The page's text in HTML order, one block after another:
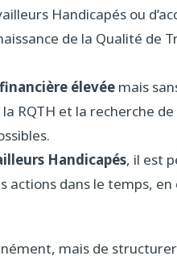
Handicapés ou
de la Qualité de
élevée mais
RQTH et la recherche
Handicapés, il est
actions dans le temps,
mais de